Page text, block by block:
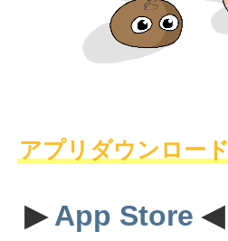
アプリダウンロード
▶App Store ◀